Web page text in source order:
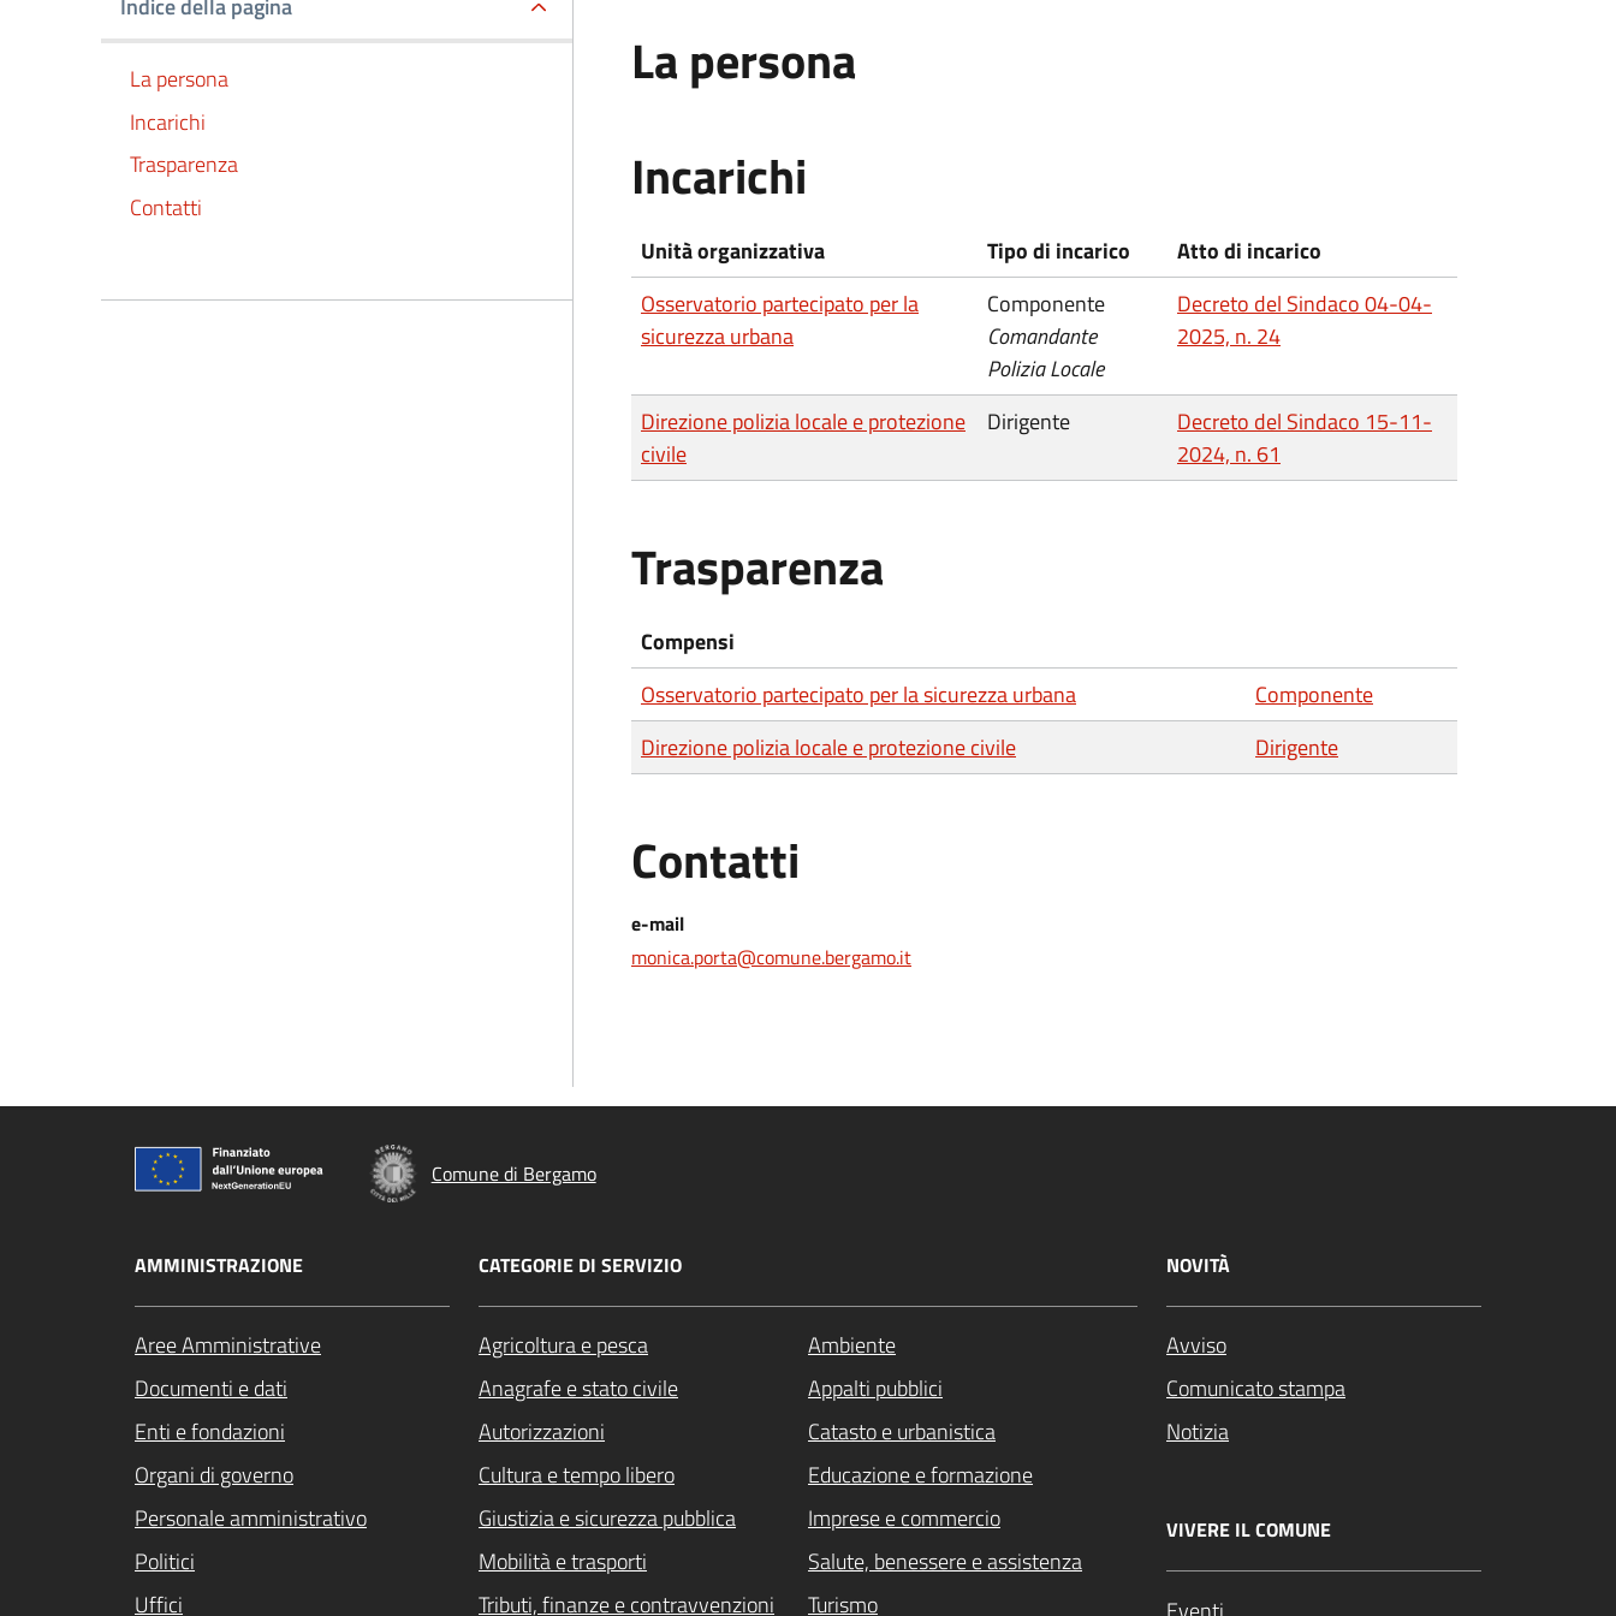
Indice della pagina
La persona
Incarichi
Trasparenza
Contatti
La persona
Incarichi
Unità organizzativa Tipo di incarico
Atto di incarico
Osservatorio partecipato per la
sicurezza urbana
Componente
Comandante
Polizia Locale
Decreto del Sindaco 04-04-
2025, n. 24
Direzione polizia locale e protezione
civile
Dirigente
Decreto del Sindaco 15-11-
2024, n. 61
Trasparenza
Compensi
Osservatorio partecipato per la sicurezza urbana
Componente
Direzione polizia locale e protezione civile
Dirigente
Contatti
e-mail
monica.porta@comune.bergamo.it
Comune di Bergamo
AMMINISTRAZIONE
Aree Amministrative
Documenti e dati
Enti e fondazioni
Organi di governo
Personale amministrativo
Politici
Uffici
CATEGORIE DI SERVIZIO
Agricoltura e pesca
Ambiente
Anagrafe e stato civile
Appalti pubblici
Autorizzazioni
Catasto e urbanistica
Cultura e tempo libero
Educazione e formazione
Giustizia e sicurezza pubblica
Imprese e commercio
Mobilità e trasporti
Salute, benessere e assistenza
Tributi, finanze e contravvenzioni
Turismo
NOVITÀ
Avviso
Comunicato stampa
Notizia
VIVERE IL COMUNE